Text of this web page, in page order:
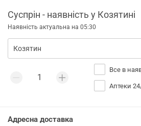
Суспрін - наявність у Козятині
Наявність актуальна на 05:30
Все в
Аптеки
Адресна доставка